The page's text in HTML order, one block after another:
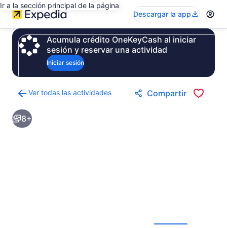
Ir a la sección principal de la página
Descargar la app
Acumula crédito OneKeyCash al iniciar
sesión y reservar una actividad
Iniciar sesión
Ver todas las actividades
a
la
página
Compartir
8+